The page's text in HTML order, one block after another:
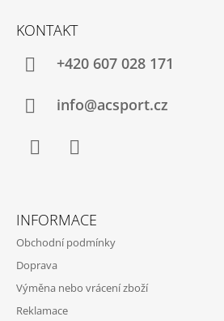
KONTAKT
+420 607 028 171
info@acsport.cz
INFORMACE
Obchodní podmínky
Doprava
Výměna nebo vrácení zboží
Reklamace